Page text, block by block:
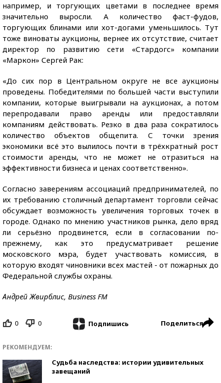
например, и торгующих цветами в последнее время
значительно выросли. А количество фаст-фудов,
торгующих блинами или хот-догами уменьшилось. Тут
тоже виноваты аукционы, вернее их отсутствие, считает
директор по развитию сети «Стардогс» компании
«Маркон» Сергей Рак:
«До сих пор в Центральном округе не все аукционы
проведены. Победителями по большей части выступили
компании, которые выигрывали на аукционах, а потом
перепродавали право аренды или предоставляли
компаниям действовать. Резко в два раза сократилось
количество объектов общепита. С точки зрения
экономики всё это вылилось почти в трёхкратный рост
стоимости аренды, что не может не отразиться на
эффективности бизнеса и ценах соответственно».
Согласно заверениям ассоциаций предпринимателей, по
их требованию столичный департамент торговли сейчас
обсуждает возможность увеличения торговых точек в
городе. Однако по мнению участников рынка, дело вряд
ли серьёзно продвинется, если в согласовании по-
прежнему, как это предусматривает решение
московского мэра, будет участвовать комиссия, в
которую входят чиновники всех мастей - от пожарных до
Федеральной службы охраны.
Андрей Жвирблис, Business FM
0 0 Подпишись Поделиться
РЕКОМЕНДУЕМ:
Судьба наследства: истории удивительных
завещаний